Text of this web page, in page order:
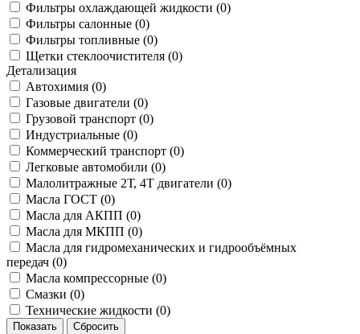
Фильтры охлаждающей жидкости (0)
Фильтры салонные (0)
Фильтры топливные (0)
Щетки стеклоочистителя (0)
Детализация
Автохимия (0)
Газовые двигатели (0)
Грузовой транспорт (0)
Индустриальные (0)
Коммерческий транспорт (0)
Легковые автомобили (0)
Малолитражные 2Т, 4Т двигатели (0)
Масла ГОСТ (0)
Масла для АКПП (0)
Масла для МКПП (0)
Масла для гидромеханических и гидрообъёмных
передач (0)
Масла компрессорные (0)
Смазки (0)
Технические жидкости (0)